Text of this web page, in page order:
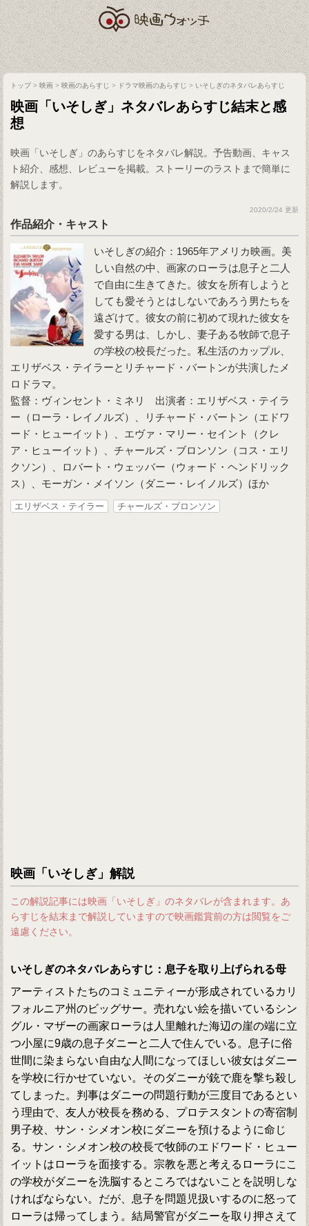
トップ>映画 >映画のあらすじ > ドラマ映画のあらすじ > いそしぎのネタバレあらすじ
映画「いそしぎ」ネタバレあらすじ結末と感
想
映画「いそしぎ」のあらすじをネタバレ解説。予告動画、キャス
ト紹介、感想、レビューを掲載。ストーリーのラストまで簡単に
解説します。
2020/2/24 更新
作品紹介・キャスト
いそしぎの紹介：1965年アメリカ映画。美
しい自然の中、画家のローラは息子と二人
で自由に生きてきた。彼女を所有しようと
しても愛そうとはしないであろう男たちを
遠ざけて。彼女の前に初めて現れた彼女を
愛する男は、しかし、妻子ある牧師で息子
の学校の校長だった。私生活のカップル、
エリザベス・テイラーとリチャード・バートンが共演したメ
ロドラマ。
監督：ヴィンセント・ミネリ 出演者：エリザベス・テイラ
ー（ローラ・レイノルズ）、リチャード・バートン（エドワ
ード・ヒューイット）、エヴァ・マリー・セイント（クレ
ア・ヒューイット）、チャールズ・ブロンソン（コス・エリ
クソン）、ロバート・ウェッバー（ウォード・ヘンドリック
ス）、モーガン・メイソン（ダニー・レイノルズ）ほか
エリザベス・テイラー チャールズ・ブロンソン
映画「いそしぎ」解説
この解説記事には映画「いそしぎ」のネタバレが含まれます。あ
らすじを結末まで解説していますので映画鑑賞前の方は閲覧をご
遠慮ください。
いそしぎのネタバレあらすじ：息子を取り上げられる母
アーティストたちのコミュニティーが形成されているカリ
フォルニア州のビッグサー。売れない絵を描いているシン
グル・マザーの画家ローラは人里離れた海辺の崖の端に立
つ小屋に9歳の息子ダニーと二人で住んでいる。息子に俗
世間に染まらない自由な人間になってほしい彼女はダニー
を学校に行かせていない。そのダニーが銃で鹿を撃ち殺し
てしまった。判事はダニーの問題行動が三度目であるとい
う理由で、友人が校長を務める、プロテスタントの寄宿制
男子校、サン・シメオン校にダニーを預けるように命じ
る。サン・シメオン校の校長で牧師のエドワード・ヒュー
イットはローラを面接する。宗教を悪と考えるローラにこ
の学校がダニーを洗脳するところではないことを説明しな
ければならない。だが、息子を問題児扱いするのに怒って
ローラは帰ってしまう。結局警官がダニーを取り押さえて